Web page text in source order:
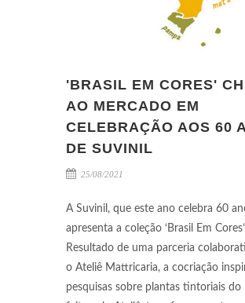
'BRASIL EM CORES'
AO MERCADO EM
CELEBRAÇÃO AOS 60
DE SUVINIL
25/08/2021
A Suvinil, que este ano celebra 60
apresenta a coleção ‘Brasil Em
Resultado de uma parceria
o Ateliê Mattricaria, a cocriação
pesquisas sobre plantas tintoriais do